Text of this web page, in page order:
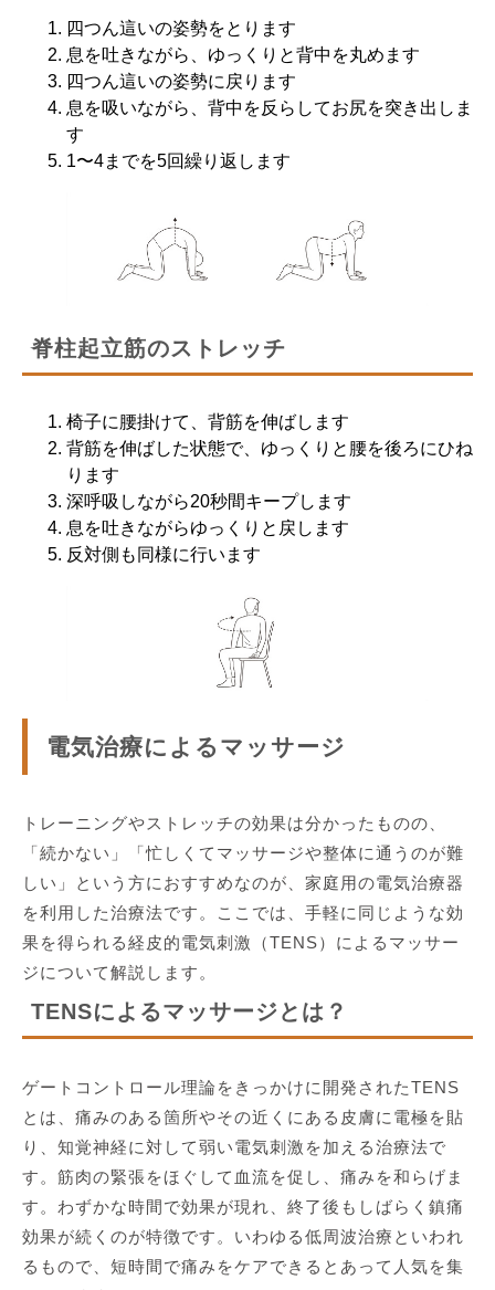
四つん這いの姿勢をとります
息を吐きながら、ゆっくりと背中を丸めます
四つん這いの姿勢に戻ります
息を吸いながら、背中を反らしてお尻を突き出しま
す
1〜4までを5回繰り返します
脊柱起立筋のストレッチ
椅子に腰掛けて、背筋を伸ばします
背筋を伸ばした状態で、ゆっくりと腰を後ろにひね
ります
深呼吸しながら20秒間キープします
息を吐きながらゆっくりと戻します
反対側も同様に行います
電気治療によるマッサージ
トレーニングやストレッチの効果は分かったものの、
「続かない」「忙しくてマッサージや整体に通うのが難
しい」という方におすすめなのが、家庭用の電気治療器
を利用した治療法です。ここでは、手軽に同じような効
果を得られる経皮的電気刺激（TENS）によるマッサー
ジについて解説します。
TENSによるマッサージとは？
ゲートコントロール理論をきっかけに開発されたTENS
とは、痛みのある箇所やその近くにある皮膚に電極を貼
り、知覚神経に対して弱い電気刺激を加える治療法で
す。筋肉の緊張をほぐして血流を促し、痛みを和らげま
す。わずかな時間で効果が現れ、終了後もしばらく鎮痛
効果が続くのが特徴です。いわゆる低周波治療といわれ
るもので、短時間で痛みをケアできるとあって人気を集